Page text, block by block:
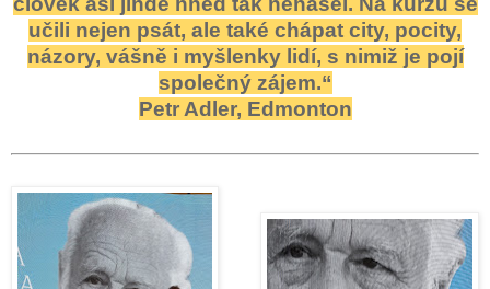
učili nejen psát, ale také chápat city, pocity,
názory, vášně i myšlenky lidí, s nimiž je pojí
společný zájem.“
Petr Adler, Edmonton